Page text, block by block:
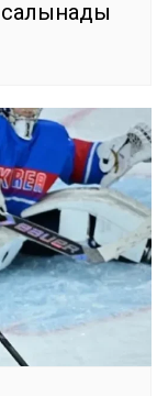
салынады